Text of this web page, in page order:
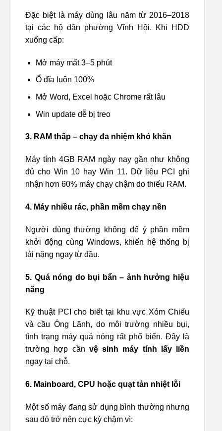
Đặc biệt là máy dùng lâu năm từ 2016–2018
tại các hộ dân phường Vĩnh Hội. Khi HDD
xuống cấp:
Mở máy mất 3–5 phút
Ổ đĩa luôn 100%
Mở Word, Excel hoặc Chrome rất lâu
Win update dễ bị treo
3. RAM thấp – chạy đa nhiệm khó khăn
Máy tính 4GB RAM ngày nay gần như không
đủ cho Win 10 hay Win 11. Dữ liệu PCI ghi
nhận hơn 60% máy chạy chậm do thiếu RAM.
4. Máy nhiều rác, phần mềm chạy nền
Người dùng thường không để ý phần mềm
khởi động cùng Windows, khiến hệ thống bị
tải nặng ngay từ đầu.
5. Quá nóng do bụi bẩn – ảnh hưởng hiệu
năng
Kỹ thuật PCI cho biết tại khu vực Xóm Chiếu
và cầu Ông Lãnh, do môi trường nhiều bụi,
tình trạng máy quá nóng rất phổ biến. Đây là
trường hợp cần vệ sinh máy tính lấy liền
ngay tại chỗ.
6. Mainboard, CPU hoặc quạt tản nhiệt lỗi
Một số máy đang sử dụng bình thường nhưng
sau đó trở nên cực kỳ chậm vì: